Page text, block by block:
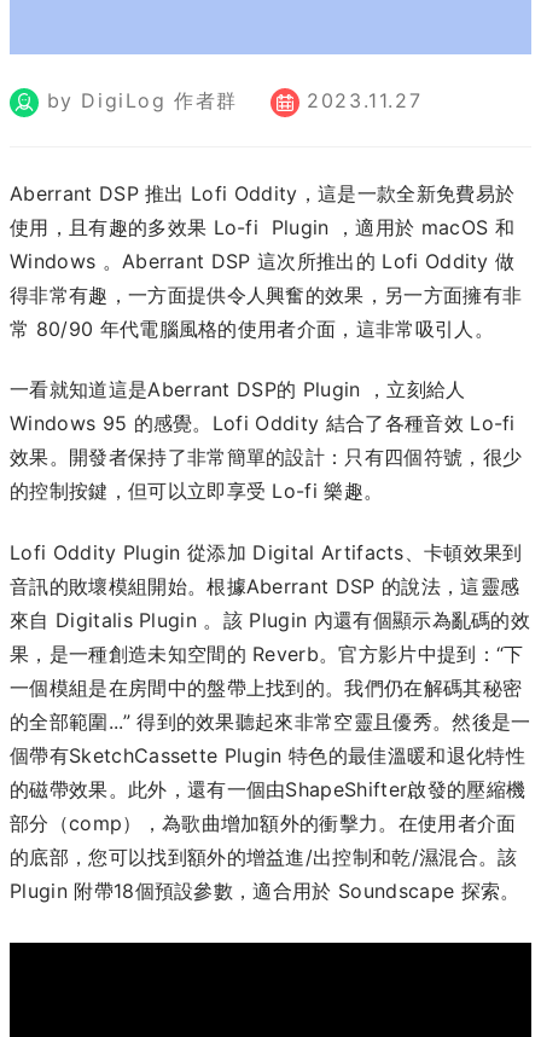
by DigiLog 作者群 2023.11.27
Aberrant DSP 推出 Lofi Oddity，這是一款全新免費易於
使用，且有趣的多效果 Lo-fi Plugin ，適用於 macOS 和
Windows 。Aberrant DSP 這次所推出的 Lofi Oddity 做
得非常有趣，一方面提供令人興奮的效果，另一方面擁有非
常 80/90 年代電腦風格的使用者介面，這非常吸引人。
一看就知道這是Aberrant DSP的 Plugin ，立刻給人
Windows 95 的感覺。Lofi Oddity 結合了各種音效 Lo-fi
效果。開發者保持了非常簡單的設計：只有四個符號，很少
的控制按鍵，但可以立即享受 Lo-fi 樂趣。
Lofi Oddity Plugin 從添加 Digital Artifacts、卡頓效果到
音訊的敗壞模組開始。根據Aberrant DSP 的說法，這靈感
來自 Digitalis Plugin 。該 Plugin 內還有個顯示為亂碼的效
果，是一種創造未知空間的 Reverb。官方影片中提到：“下
一個模組是在房間中的盤帶上找到的。我們仍在解碼其秘密
的全部範圍...” 得到的效果聽起來非常空靈且優秀。然後是一
個帶有SketchCassette Plugin 特色的最佳溫暖和退化特性
的磁帶效果。此外，還有一個由ShapeShifter啟發的壓縮機
部分（comp），為歌曲增加額外的衝擊力。在使用者介面
的底部，您可以找到額外的增益進/出控制和乾/濕混合。該
Plugin 附帶18個預設參數，適合用於 Soundscape 探索。